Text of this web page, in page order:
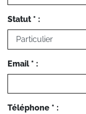
Statut * :
Email * :
Téléphone * :